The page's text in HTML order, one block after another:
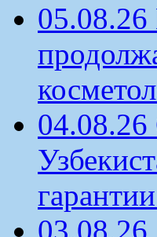
04.08.26
03.08.26